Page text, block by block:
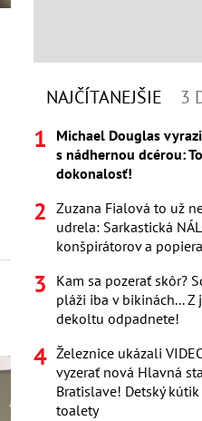
NAJČÍTANEJŠIE 3
Michael Douglas
s nádhernou dcérou:
dokonalosť!
Zuzana Fialová to už
udrela: Sarkastická
konšpirátorov a
Kam sa pozerať skôr?
pláži iba v bikinách... Z
dekoltu odpadnete!
Železnice ukázali
vyzerať nová Hlavná
Bratislave! Detský
toalety